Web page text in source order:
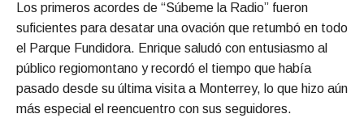
Los primeros acordes de “Súbeme la Radio” fueron
suficientes para desatar una ovación que retumbó en todo
el Parque Fundidora. Enrique saludó con entusiasmo al
público regiomontano y recordó el tiempo que había
pasado desde su última visita a Monterrey, lo que hizo aún
más especial el reencuentro con sus seguidores.